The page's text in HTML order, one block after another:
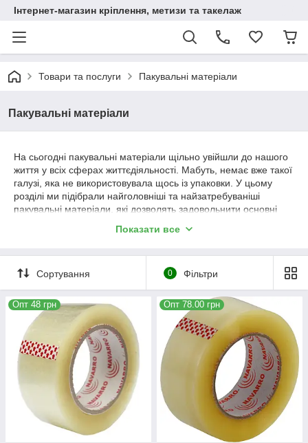
Інтернет-магазин кріплення, метизи та такелаж
Товари та послуги Пакувальні матеріали
Пакувальні матеріали
На сьогодні пакувальні матеріали щільно увійшли до нашого
життя у всіх сферах життєдіяльності. Мабуть, немає вже такої
галузі, яка не використовувала щось із упаковки. У цьому
розділі ми підібрали найголовніші та найзатребуваніші
пакувальні матеріали, які дозволять задовольнити основні
- стрейч плівка пакувальна прозора;
- стрейч плівка пакувальна чорна;
Показати все
Сортування 0 Фільтри
Опт 48 грн Опт 78.00 грн